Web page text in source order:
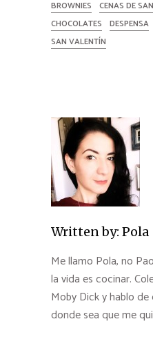
BROWNIES
CENAS DE
CHOCOLATES
DESPENSA
SAN VALENTÍN
Written by: Pola
Me llamo Pola, no
la vida es cocinar.
Moby Dick y hablo
donde sea que me